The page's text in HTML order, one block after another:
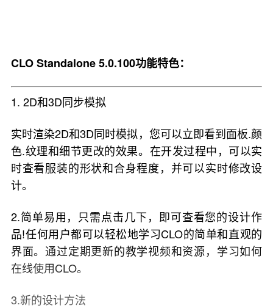
CLO Standalone 5.0.100功能特色：
1. 2D和3D同步模拟
实时渲染2D和3D同时模拟，您可以立即看到面板.颜
色.纹理和细节更改的效果。在开发过程中，可以实
时查看服装的形状和合身程度，并可以实时修改设
计。
2.简单易用，只需点击几下，即可查看您的设计作
品!任何用户都可以轻松地学习CLO的简单和直观的
界面。通过定期更新的教学视频和资源，学习如何
在线使用CLO。
3.新的设计方法